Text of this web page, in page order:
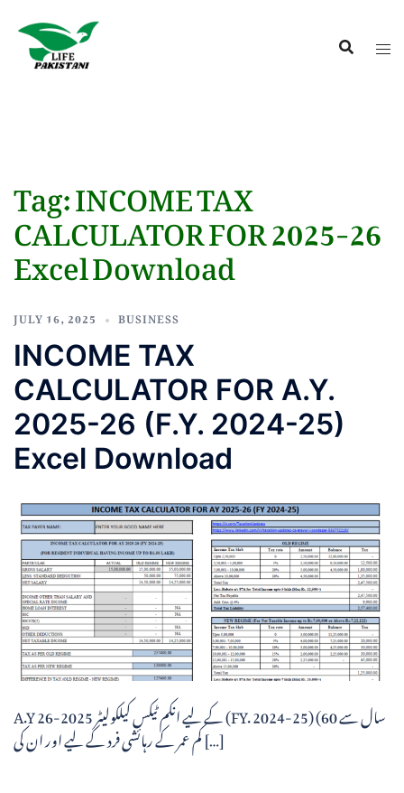
Tag:INCOME TAX
CALCULATOR FOR 2025-26
Excel Download
JULY 16, 2025 BUSINESS
INCOME TAX
CALCULATOR FOR A.Y.
2025-26 (F.Y. 2024-25)
Excel Download
A.Y کے لیے انکم ٹیکس کیلکولیٹر 2025-26 (FY. 2024-25) (60 سال سے
کم عمر کے رہائشی فرد کے لیے اور ان کی […]